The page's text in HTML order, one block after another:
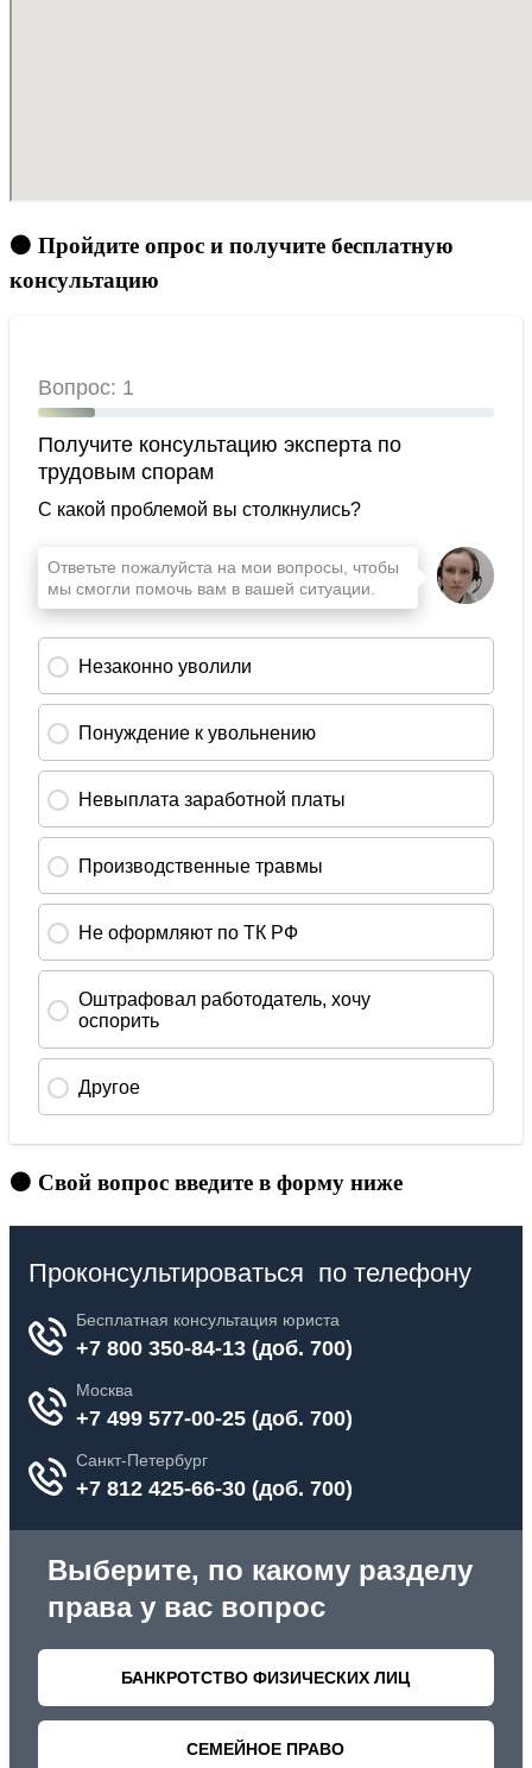
🟠 Пройдите опрос и получите бесплатную
консультацию
🟠 Свой вопрос введите в форму ниже